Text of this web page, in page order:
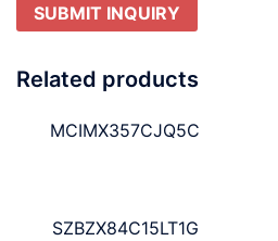
SUBMIT INQUIRY
Related products
MCIMX357CJQ5C
SZBZX84C15LT1G